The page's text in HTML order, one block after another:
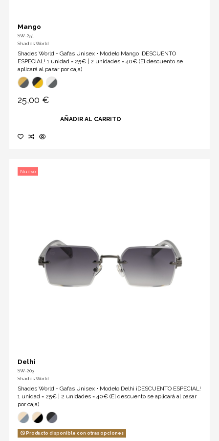
Mango
SW-251
Shades World
Shades World - Gafas Unisex • Modelo Mango ¡DESCUENTO
ESPECIAL! 1 unidad = 25€ | 2 unidades = 40€ (El descuento se
aplicará al pasar por caja)
25,00 €
AÑADIR AL CARRITO
Nuevo
Delhi
SW-203
Shades World
Shades World - Gafas Unisex • Modelo Delhi ¡DESCUENTO ESPECIAL!
1 unidad = 25€ | 2 unidades = 40€ (El descuento se aplicará al pasar
por caja)
Producto disponible con otras opciones